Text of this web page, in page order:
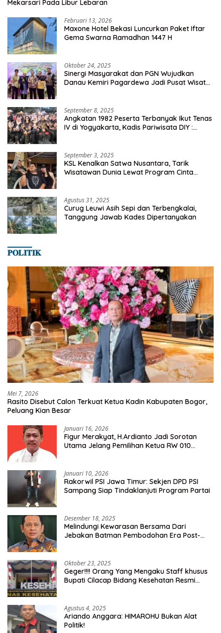
Mekarsari Pada Libur Lebaran
Februari 13, 2026
Maxone Hotel Bekasi Luncurkan Paket Iftar
Gema Swarna Ramadhan 1447 H
Oktober 24, 2025
Sinergi Masyarakat dan PGN Wujudkan
Danau Kemiri Pagardewa Jadi Pusat Wisata
September 8, 2025
Angkatan 1982 Peserta Terbanyak Ikut Tenas
IV di Yogyakarta, Kadis Pariwisata DIY :
September 3, 2025
KSL Kenalkan Satwa Nusantara, Tarik
Wisatawan Dunia Lewat Program Cinta
Agustus 31, 2025
Curug Leuwi Asih Sepi dan Terbengkalai,
Tanggung Jawab Kades Dipertanyakan
𝐏𝐎𝐋𝐈𝐓𝐈𝐊
Mei 7, 2026
Rasito Disebut Calon Terkuat Ketua Kadin Kabupaten Bogor,
Peluang Kian Besar
Januari 16, 2026
Figur Merakyat, H.Ardianto Jadi Sorotan
Utama Jelang Pemilihan Ketua RW 010
Januari 10, 2026
Rakorwil PSI Jawa Timur: Sekjen DPD PSI
Sampang Siap Tindaklanjuti Program Partai
Desember 18, 2025
Melindungi Kewarasan Bersama Dari
Jebakan Batman Pembodohan Era Post-
Oktober 23, 2025
Geger!!!! Orang Yang Mengaku Staff khusus
Bupati Cilacap Bidang Kesehatan Resmi
Agustus 4, 2025
Ariando Anggara: HIMAROHU Bukan Alat
Politik!